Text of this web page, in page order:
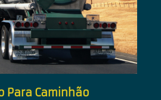
Para Caminhão